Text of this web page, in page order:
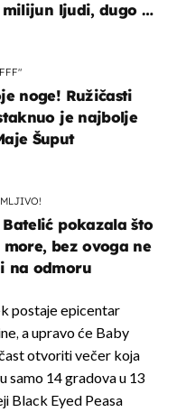
ljudi, dugo se
noge! Ružičasti
je najbolje
Šuput
pokazala što
more, bez ovoga ne
na odmoru
postaje epicentar
a upravo će Baby
otvoriti večer koja
samo 14 gradova u 13
Black Eyed Peasa